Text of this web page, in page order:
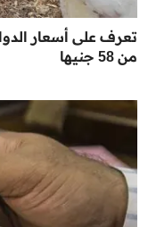
تعرف على أسعار
من 58 جنيها